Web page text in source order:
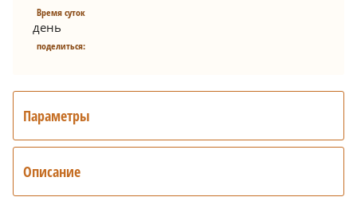
Время суток
день
поделиться:
Параметры
Описание